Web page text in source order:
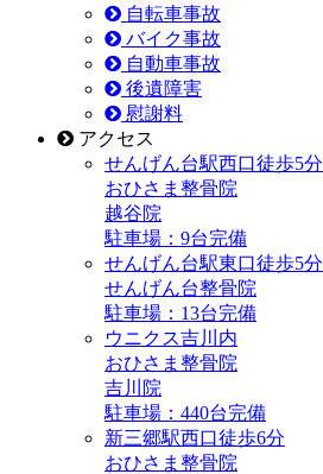
自転車事故
バイク事故
自動車事故
後遺障害
慰謝料
アクセス
せんげん台駅西口徒歩5分
おひさま整骨院
越谷院
駐車場：9台完備
せんげん台駅東口徒歩5分
せんげん台整骨院
駐車場：13台完備
ウニクス吉川内
おひさま整骨院
吉川院
駐車場：440台完備
新三郷駅西口徒歩6分
おひさま整骨院